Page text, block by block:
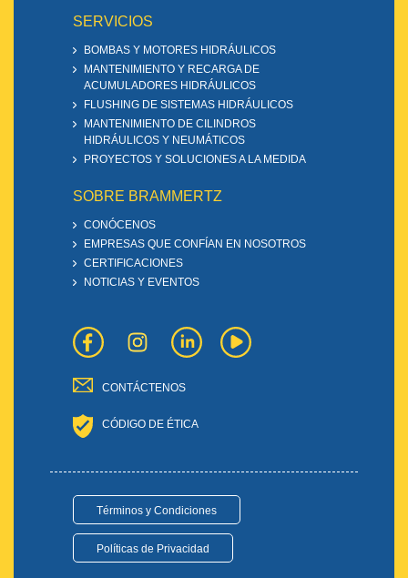
SERVICIOS
BOMBAS Y MOTORES HIDRÁULICOS
MANTENIMIENTO Y RECARGA DE
ACUMULADORES HIDRÁULICOS
FLUSHING DE SISTEMAS HIDRÁULICOS
MANTENIMIENTO DE CILINDROS
HIDRÁULICOS Y NEUMÁTICOS
PROYECTOS Y SOLUCIONES A LA MEDIDA
SOBRE BRAMMERTZ
CONÓCENOS
EMPRESAS QUE CONFÍAN EN NOSOTROS
CERTIFICACIONES
NOTICIAS Y EVENTOS
CONTÁCTENOS
CÓDIGO DE ÉTICA
Términos y Condiciones
Políticas de Privacidad